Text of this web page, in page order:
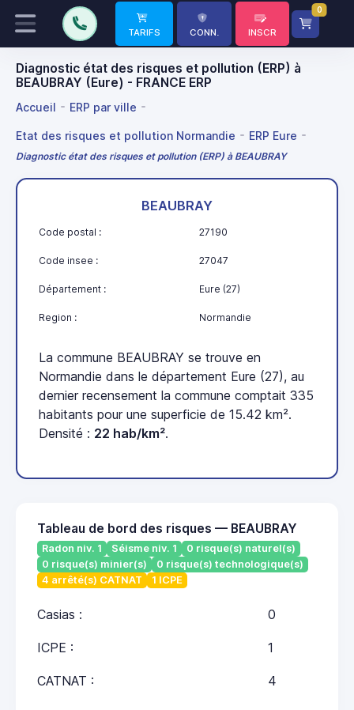
TARIFS CONN. INSCR
0
Diagnostic état des risques et pollution (ERP) à
BEAUBRAY (Eure) - FRANCE ERP
Accueil ERP par ville
Etat des risques et pollution Normandie ERP Eure
Diagnostic état des risques et pollution (ERP) à BEAUBRAY
BEAUBRAY
Code postal : 27190
Code insee : 27047
Département : Eure (27)
Region : Normandie
La commune BEAUBRAY se trouve en
Normandie dans le département Eure (27), au
dernier recensement la commune comptait 335
habitants pour une superficie de 15.42 km².
Densité : 22 hab/km².
Tableau de bord des risques — BEAUBRAY
Radon niv. 1 Séisme niv. 1
0 risque(s) naturel(s)
0 risque(s) minier(s)
0 risque(s) technologique(s)
4 arrêté(s) CATNAT
1 ICPE
Casias : 0
ICPE : 1
CATNAT : 4